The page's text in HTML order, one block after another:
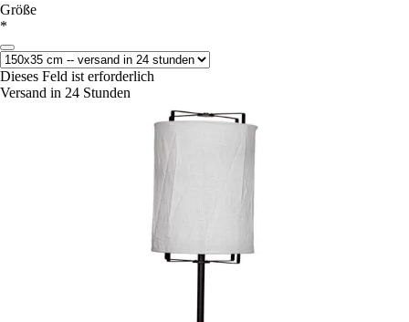
Größe
*
Dieses Feld ist erforderlich
Versand in 24 Stunden